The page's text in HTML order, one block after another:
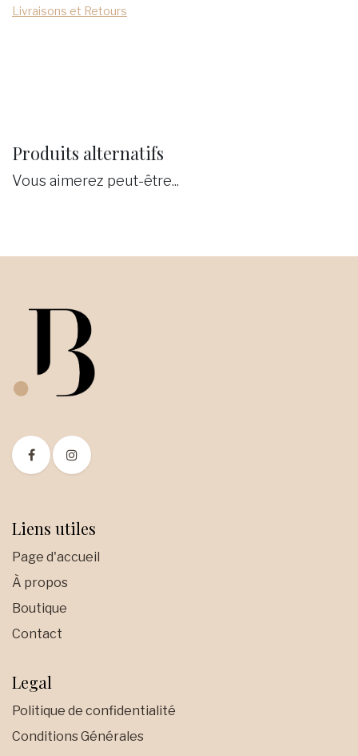
Livraisons et Retours
Produits alternatifs
Vous aimerez peut-être...
Liens utiles
Page d'accueil
À propos
Boutique
Contact
Legal
Politique de confidentialité
Conditions Générales